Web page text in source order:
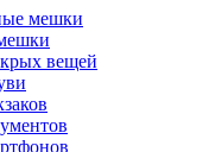
мешки
вещей